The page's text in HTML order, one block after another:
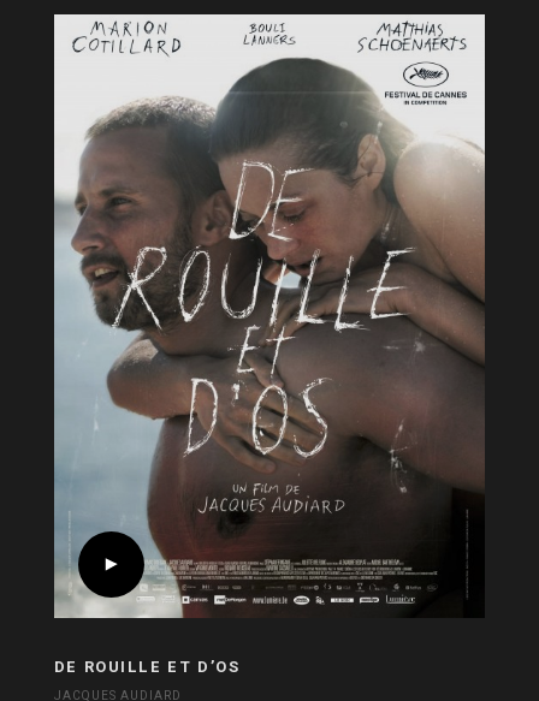
DE ROUILLE ET D’OS
JACQUES AUDIARD